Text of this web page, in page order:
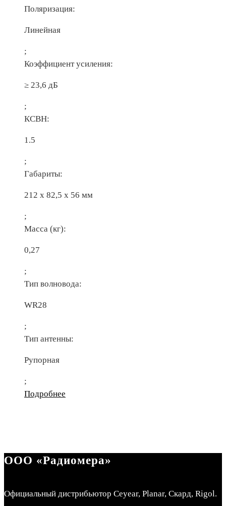
Поляризация:
Линейная
;
Коэффициент усиления:
≥ 23,6 дБ
;
КСВН:
1.5
;
Габариты:
212 х 82,5 х 56 мм
;
Масса (кг):
0,27
;
Тип волновода:
WR28
;
Тип антенны:
Рупорная
;
Подробнее
ООО «Радиомера»
Официальный дистрибьютор Ceyear, Planar, Скард, Rigol.